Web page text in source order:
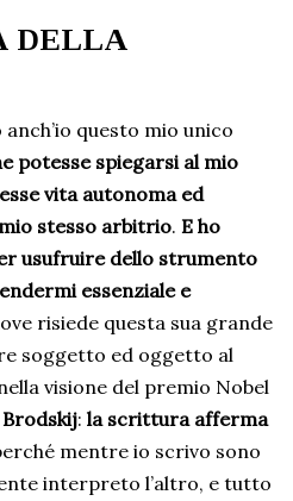
DELLA
questo mio unico
potesse spiegarsi al mio
vita autonoma ed
stesso arbitrio. E ho
usufruire dello strumento
essenziale e
risiede questa sua grande
soggetto ed oggetto al
visione del premio Nobel
Brodskij: la scrittura afferma
mentre io scrivo sono
interpreto l’altro, e tutto